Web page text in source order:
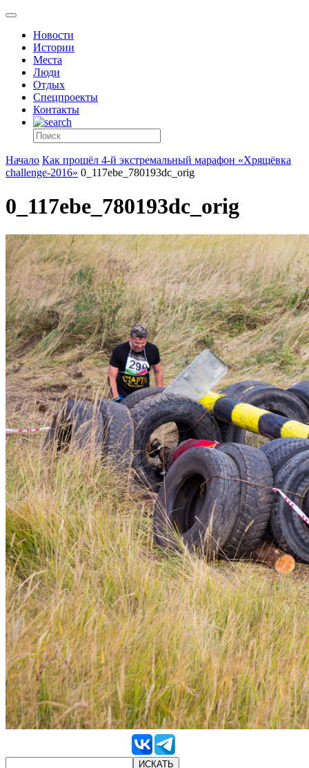
Новости
Истории
Места
Люди
Отдых
Спецпроекты
Контакты
Начало Как прошёл 4-й экстремальный марафон «Хрящёвка
challenge-2016» 0_117ebe_780193dc_orig
0_117ebe_780193dc_orig